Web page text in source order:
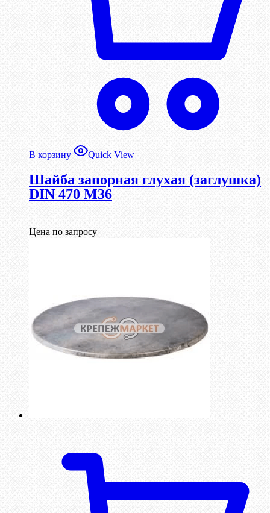
В корзину Quick View
Шайба запорная глухая (заглушка)
DIN 470 М36
Цена по запросу